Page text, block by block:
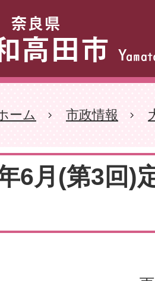
ーム 市政情報
6月(第3回)